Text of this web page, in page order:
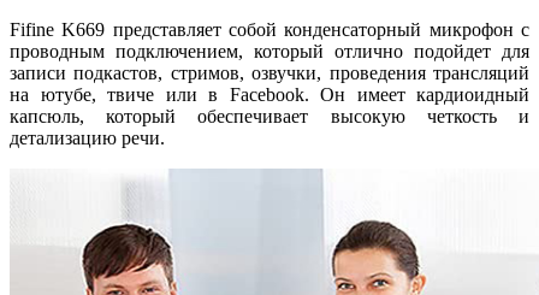
Fifine K669 представляет собой конденсаторный микрофон с
проводным подключением, который отлично подойдет для
записи подкастов, стримов, озвучки, проведения трансляций
на ютубе, твиче или в Facebook. Он имеет кардиоидный
капсюль, который обеспечивает высокую четкость и
детализацию речи.